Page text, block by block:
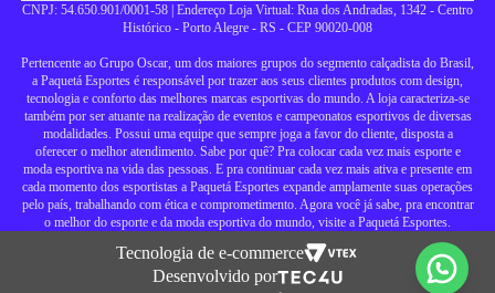
CNPJ: 54.650.901/0001-58 | Endereço Loja Virtual: Rua dos Andradas, 1342 - Centro
Histórico - Porto Alegre - RS - CEP 90020-008
Pertencente ao Grupo Oscar, um dos maiores grupos do segmento calçadista do Brasil,
a Paquetá Esportes é responsável por trazer aos seus clientes produtos com design,
tecnologia e conforto das melhores marcas esportivas do mundo. A loja caracteriza-se
também por ser atuante na realização de eventos e campeonatos esportivos de diversas
modalidades. Possui uma equipe que sempre joga a favor do cliente, disposta a
oferecer o melhor atendimento. Sabe por quê? Pra colocar cada vez mais esporte e
moda esportiva na vida das pessoas. E pra continuar cada vez mais ativa e presente em
cada momento dos esportistas a Paquetá Esportes expande amplamente suas operações
pelo país, trabalhando com ética e comprometimento. Agora você já sabe, pra encontrar
o melhor do esporte e da moda esportiva do mundo, visite a Paquetá Esportes.
Tecnologia de e-commerce
Desenvolvido por